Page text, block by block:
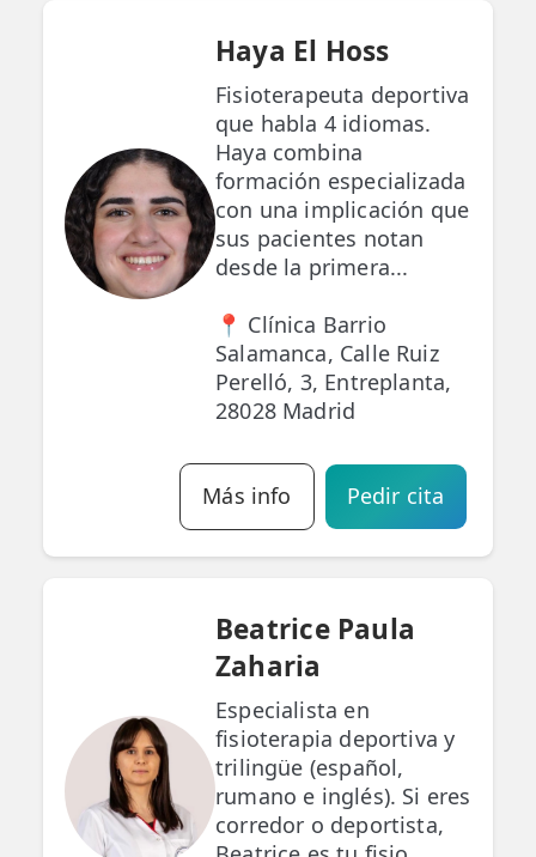
Haya El Hoss
Fisioterapeuta deportiva
que habla 4 idiomas.
Haya combina
formación especializada
con una implicación que
sus pacientes notan
desde la primera...
📍 Clínica Barrio
Salamanca, Calle Ruiz
Perelló, 3, Entreplanta,
28028 Madrid
Más info Pedir cita
Beatrice Paula
Zaharia
Especialista en
fisioterapia deportiva y
trilingüe (español,
rumano e inglés). Si eres
corredor o deportista,